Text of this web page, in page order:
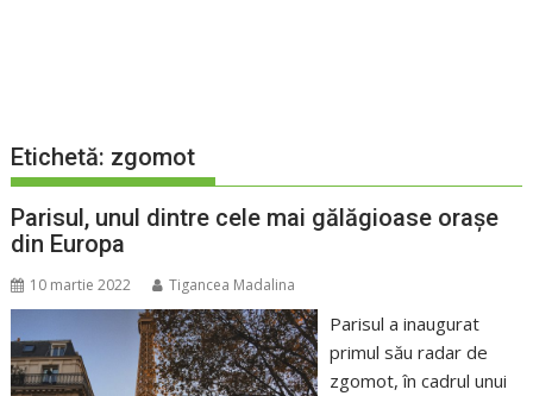
Etichetă: zgomot
Parisul, unul dintre cele mai gălăgioase oraşe
din Europa
10 martie 2022 Tigancea Madalina
Parisul a inaugurat
primul său radar de
zgomot, în cadrul unui